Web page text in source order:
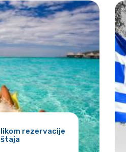
rezervacije